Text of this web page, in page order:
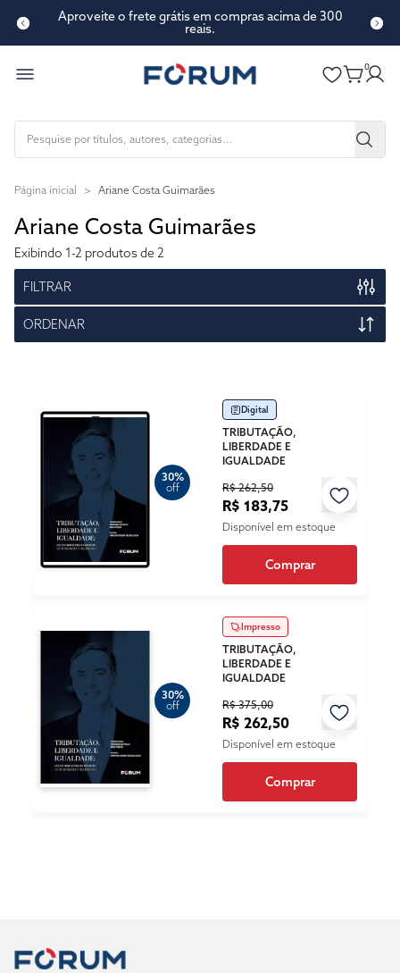
Aproveite o frete grátis em compras acima de 300
reais.
0
Página inicial > Ariane Costa Guimarães
Ariane Costa Guimarães
Exibindo 1-2 produtos de 2
FILTRAR
ORDENAR
30%
off
Digital
TRIBUTAÇÃO,
LIBERDADE E
IGUALDADE
R$ 262,50
R$ 183,75
Disponível em estoque
Comprar
30%
off
Impresso
TRIBUTAÇÃO,
LIBERDADE E
IGUALDADE
R$ 375,00
R$ 262,50
Disponível em estoque
Comprar